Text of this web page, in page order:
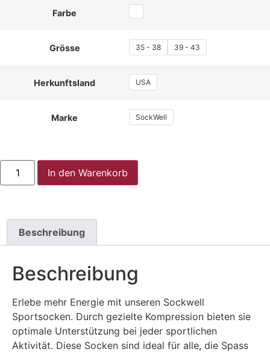
Farbe
Grösse 35 - 38 39 - 43
Herkunftsland USA
Marke SockWell
In den Warenkorb
Beschreibung
Beschreibung
Erlebe mehr Energie mit unseren Sockwell
Sportsocken. Durch gezielte Kompression bieten sie
optimale Unterstützung bei jeder sportlichen
Aktivität. Diese Socken sind ideal für alle, die Spass